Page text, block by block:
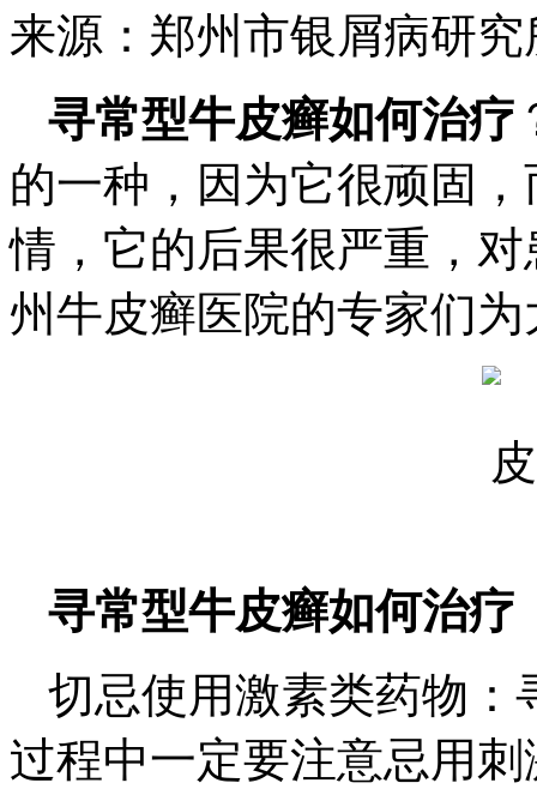
来源：郑州市银屑病研
寻常型牛皮癣如何治疗
的一种，因为它很顽固
情，它的后果很严重，
州牛皮癣医院的专家们
寻常型牛皮癣如何治疗
切忌使用激素类药物：
过程中一定要注意忌用